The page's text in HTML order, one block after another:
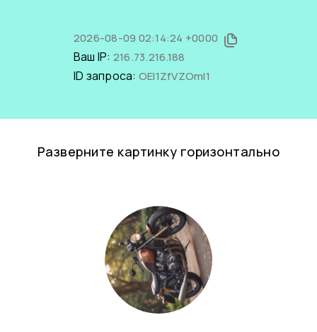
2026-08-09 02:14:24 +0000
Ваш IP: 216.73.216.188
ID запроса: OEI1ZfVZOmI1
Разверните картинку горизонтально